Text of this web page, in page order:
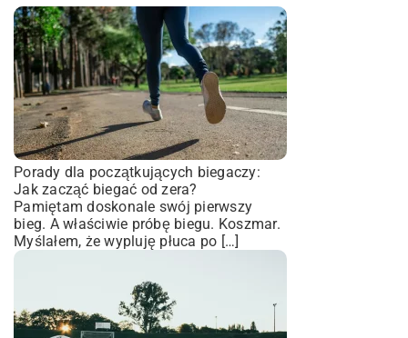
Porady dla początkujących biegaczy:
Jak zacząć biegać od zera?
Pamiętam doskonale swój pierwszy
bieg. A właściwie próbę biegu. Koszmar.
Myślałem, że wypluję płuca po […]